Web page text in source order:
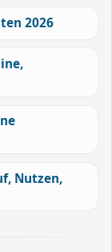
2026
Nutzen,